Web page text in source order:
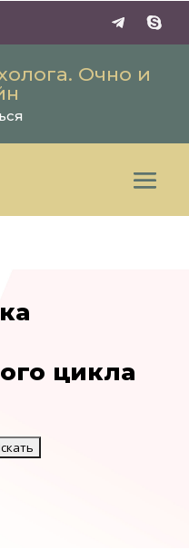
Очно и
цикла